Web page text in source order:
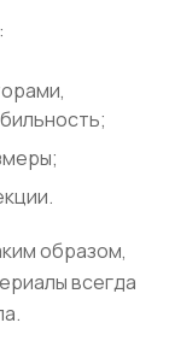
образом,
всегда